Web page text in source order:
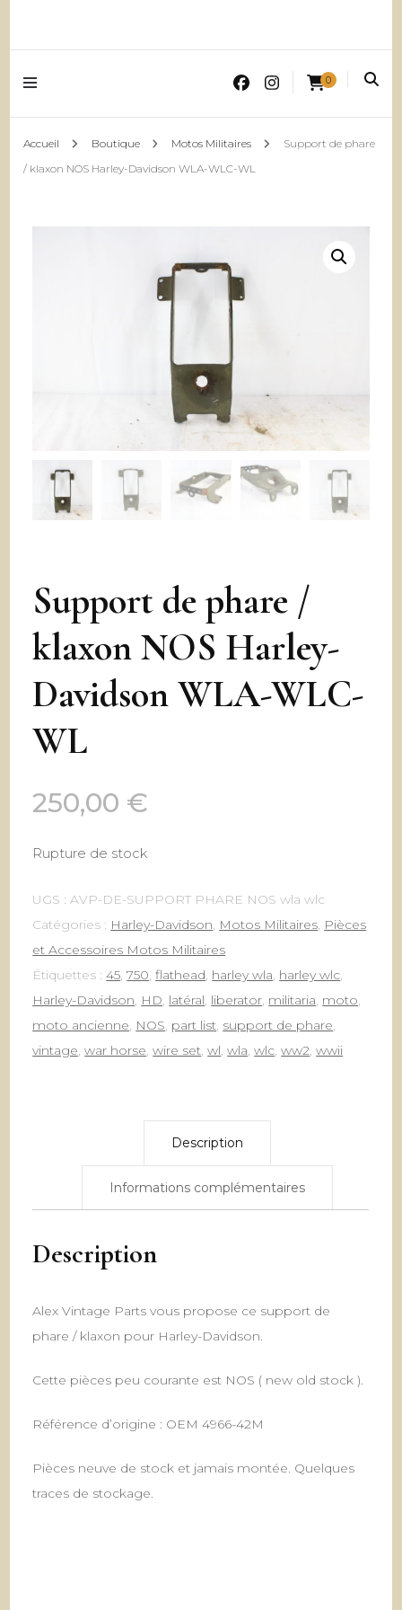
0
Accueil Boutique Motos Militaires
Support de phare
/ klaxon NOS Harley-Davidson WLA-WLC-WL
Support de phare /
klaxon NOS Harley-
Davidson WLA-WLC-
WL
250,00 €
Rupture de stock
UGS : AVP-DE-SUPPORT PHARE NOS wla wlc
Catégories : Harley-Davidson Motos Militaires Pièces
et Accessoires Motos Militaires
Étiquettes :45 ,750 ,flathead harley wla harley wlc
Harley-Davidson HD latéral liberator militaria moto
moto ancienne NOS part list support de phare
vintage ,war horse ,wire set ,wl ,wla ,wlc ,ww2 ,wwii
Description
Informations complémentaires
Description
Alex Vintage Parts vous propose ce support de
phare / klaxon pour Harley-Davidson.
Cette pièces peu courante est NOS ( new old stock ).
Référence d’origine : OEM 4966-42M
Pièces neuve de stock et jamais montée. Quelques
traces de stockage.